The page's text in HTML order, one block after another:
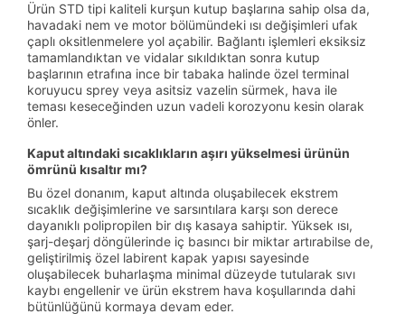
Ürün STD tipi kaliteli kurşun kutup başlarına sahip olsa da,
havadaki nem ve motor bölümündeki ısı değişimleri ufak
çaplı oksitlenmelere yol açabilir. Bağlantı işlemleri eksiksiz
tamamlandıktan ve vidalar sıkıldıktan sonra kutup
başlarının etrafına ince bir tabaka halinde özel terminal
koruyucu sprey veya asitsiz vazelin sürmek, hava ile
teması keseceğinden uzun vadeli korozyonu kesin olarak
önler.
Kaput altındaki sıcaklıkların aşırı yükselmesi ürünün
ömrünü kısaltır mı?
Bu özel donanım, kaput altında oluşabilecek ekstrem
sıcaklık değişimlerine ve sarsıntılara karşı son derece
dayanıklı polipropilen bir dış kasaya sahiptir. Yüksek ısı,
şarj-deşarj döngülerinde iç basıncı bir miktar artırabilse de,
geliştirilmiş özel labirent kapak yapısı sayesinde
oluşabilecek buharlaşma minimal düzeyde tutularak sıvı
kaybı engellenir ve ürün ekstrem hava koşullarında dahi
bütünlüğünü kormaya devam eder.